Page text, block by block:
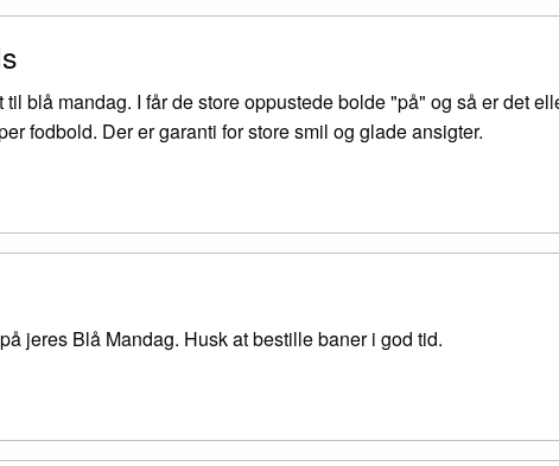
blå mandag. I får de store oppustede bolde "på" og så er det
fodbold. Der er garanti for store smil og glade ansigter.
jeres Blå Mandag. Husk at bestille baner i god tid.